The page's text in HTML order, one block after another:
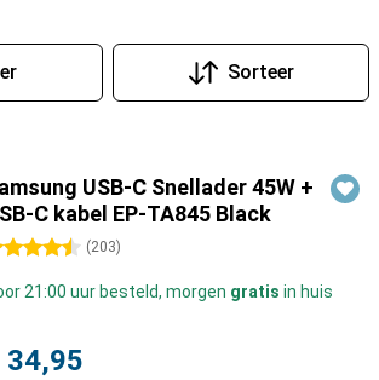
Sorteer
USB-C Snellader 45W +
C kabel EP-TA845 Black
sterren (203)
21:00 uur besteld, morgen gratis in huis
34,95